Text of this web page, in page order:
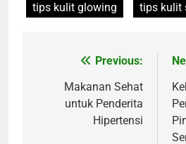
tips kulit glowing
tips kulit
NavigasiPrevious:
Makanan Sehat
untuk Penderita
Hipertensi